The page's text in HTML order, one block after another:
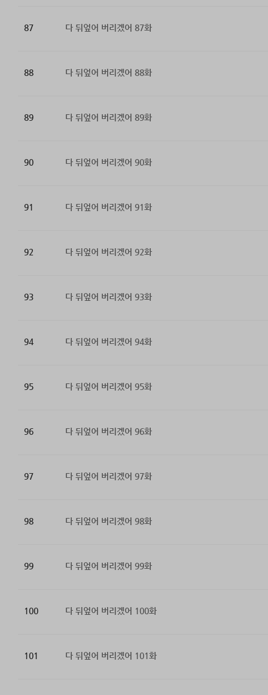
87 다 뒤엎어 버리겠어 87화
88 다 뒤엎어 버리겠어 88화
89 다 뒤엎어 버리겠어 89화
90 다 뒤엎어 버리겠어 90화
91 다 뒤엎어 버리겠어 91화
92 다 뒤엎어 버리겠어 92화
93 다 뒤엎어 버리겠어 93화
94 다 뒤엎어 버리겠어 94화
95 다 뒤엎어 버리겠어 95화
96 다 뒤엎어 버리겠어 96화
97 다 뒤엎어 버리겠어 97화
98 다 뒤엎어 버리겠어 98화
99 다 뒤엎어 버리겠어 99화
100 다 뒤엎어 버리겠어 100화
101 다 뒤엎어 버리겠어 101화